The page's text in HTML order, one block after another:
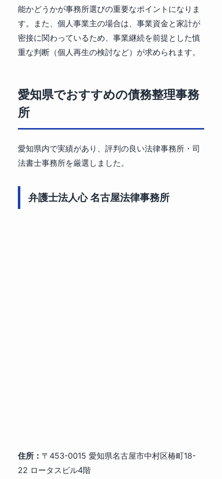
能かどうかが事務所選びの重要なポイントになりま
す。また、個人事業主の場合は、事業資金と家計が
密接に関わっているため、事業継続を前提とした慎
重な判断（個人再生の検討など）が求められます。
愛知県でおすすめの債務整理事務
所
愛知県内で実績があり、評判の良い法律事務所・司
法書士事務所を厳選しました。
弁護士法人心 名古屋法律事務所
住所： 〒453-0015 愛知県名古屋市中村区椿町18-
22 ロータスビル4階